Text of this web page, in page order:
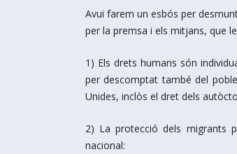
Avui farem un esbós per
per la premsa i els mitjans, que
1) Els drets humans són
per descomptat també del
Unides, inclòs el dret dels
2) La protecció dels migrants
nacional: